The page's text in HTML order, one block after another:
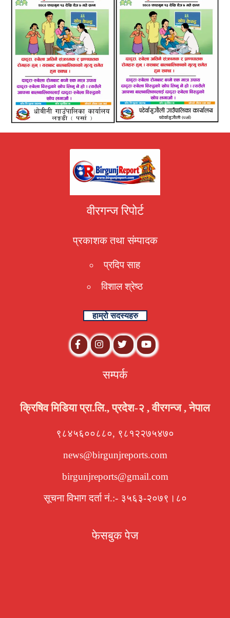
वीरगन्ज रिपोर्ट
प्रकाशक तथा संम्पादक
प्रदिप साह
विशाल श्रेष्ठ
हाम्रो सदस्यहरु
सम्पर्क
क्रिषिव मिडिया प्रा.लि., प्रदेश-२ , वीरगन्ज , नेपाल
९८४५६००८८०, ९८१२२७५४७०
news@birgunjreports.com
birgunjreports@gmail.com
सूचना विभाग दर्ता नं.:- ३५६३-२०७९।८०
फेसबुक पेज